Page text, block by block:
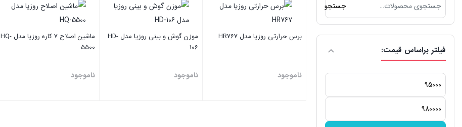
برای:
جستجو
فیلتر براساس قیمت:
حداقل
قیمت
قيمت
برس حرارتی روزیا مدل HR767
ناموجود
موزن گوش و بینی روزیا مدل HD-
106
ناموجود
ماشین اصلاح ۷ کاره روزیا مدل HQ-
5500
ناموجود